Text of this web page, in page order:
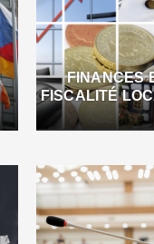
FINANCES
FISCALITÉ